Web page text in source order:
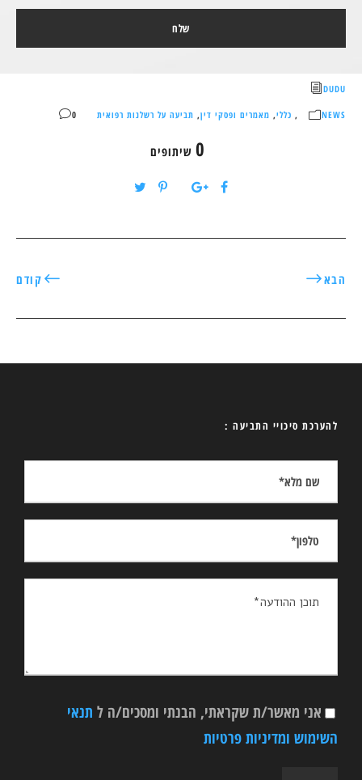
DUDU
NEWS
, כללי, מאמרים ופסקי דין, תביעה על רשלנות רפואית 0
0 שיתופים
קודם הבא
להערכת סיכויי התביעה :
אני מאשר/ת שקראתי, הבנתי ומסכים/ה ל תנאי
השימוש ומדיניות פרטיות